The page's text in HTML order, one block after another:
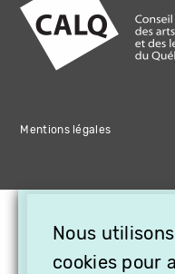
Mentions légales
Nous
cookies pour
CADEAU,